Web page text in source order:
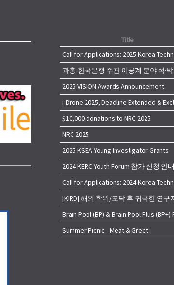
Title
2025 VISION Awards Announcement
$10,000 donations to NRC 2025
NRC 2025
2025 KSEA Young Investigator Grants
2024 KERC Youth Forum 참가 신청 안내
Summer Picnic - Meat & Greet